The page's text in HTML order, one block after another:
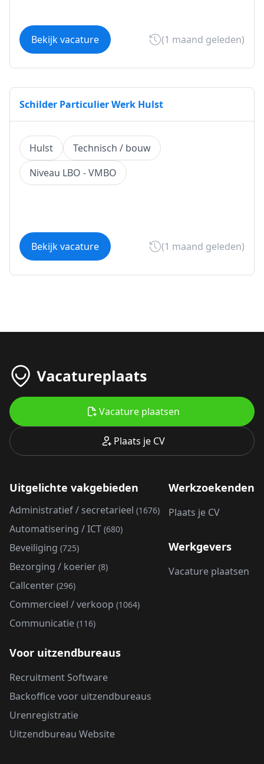
Bekijk vacature (1 maand geleden)
Schilder Particulier Werk Hulst
Hulst
Technisch / bouw
Niveau LBO - VMBO
Bekijk vacature (1 maand geleden)
Plaats je CV
Vacature plaatsen
Uitgelichte vakgebieden
Administratief / secretarieel (1676)
Automatisering / ICT (680)
Beveiliging (725)
Bezorging / koerier (8)
Callcenter (296)
Commercieel / verkoop (1064)
Communicatie (116)
Werkzoekenden
Plaats je CV
Werkgevers
Vacature plaatsen
Voor uitzendbureaus
Recruitment Software
Backoffice voor uitzendbureaus
Urenregistratie
Uitzendbureau Website